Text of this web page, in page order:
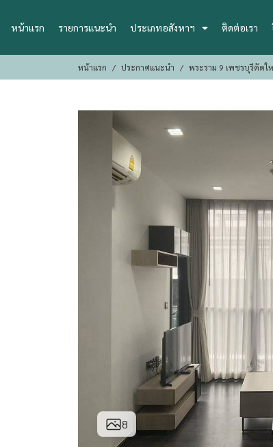
หน้าแรก รายการแนะนำ ประเภทอสังหาฯ ติดต่อเรา
หน้าแรก ประกาศแนะนำ พระราม 9 เพชรบุรีตัดใ
8